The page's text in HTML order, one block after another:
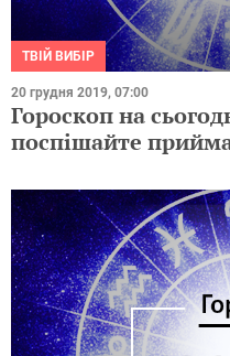
ТВІЙ ВИБІР
20 грудня 2019, 07:00
Гороскоп на
поспішайте